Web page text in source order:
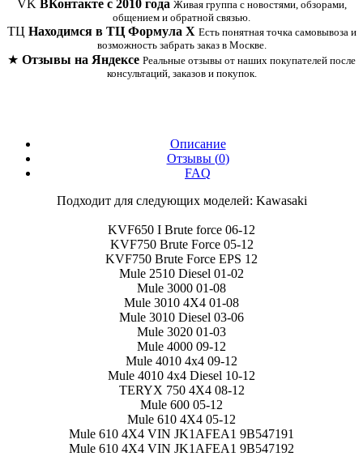
VK ВКонтакте с 2010 года Живая группа с новостями, обзорами,
общением и обратной связью.
ТЦ Находимся в ТЦ Формула Х Есть понятная точка самовывоза и
возможность забрать заказ в Москве.
★ Отзывы на Яндексе Реальные отзывы от наших покупателей после
консультаций, заказов и покупок.
Описание
Отзывы (0)
FAQ
Подходит для следующих моделей: Kawasaki
KVF650 I Brute force 06-12
KVF750 Brute Force 05-12
KVF750 Brute Force EPS 12
Mule 2510 Diesel 01-02
Mule 3000 01-08
Mule 3010 4X4 01-08
Mule 3010 Diesel 03-06
Mule 3020 01-03
Mule 4000 09-12
Mule 4010 4x4 09-12
Mule 4010 4x4 Diesel 10-12
TERYX 750 4X4 08-12
Mule 600 05-12
Mule 610 4X4 05-12
Mule 610 4X4 VIN JK1AFEA1 9B547191
Mule 610 4X4 VIN JK1AFEA1 9B547192